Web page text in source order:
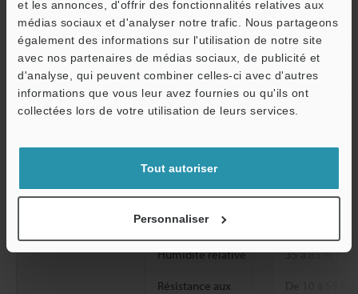
et les annonces, d'offrir des fonctionnalités relatives aux
médias sociaux et d'analyser notre trafic. Nous partageons
également des informations sur l'utilisation de notre site
avec nos partenaires de médias sociaux, de publicité et
d'analyse, qui peuvent combiner celles-ci avec d'autres
informations que vous leur avez fournies ou qu'ils ont
collectées lors de votre utilisation de leurs services.
Tout autoriser
Personnaliser
I/O Sortie analogique 1 à 5 V avec
Entrée de décalage
du zéro
Entrée non
analogique
Sortie de
commande
Collecteur
V maximum)
d'alimentation
ambiante
Humidité relative 35 à 85 % HR
Résistance aux